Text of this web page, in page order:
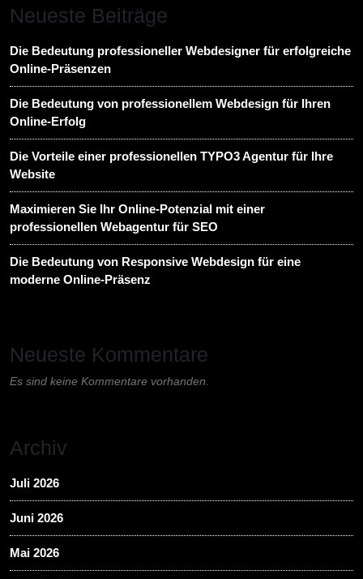
Neueste Beiträge
Die Bedeutung professioneller Webdesigner für erfolgreiche
Online-Präsenzen
Die Bedeutung von professionellem Webdesign für Ihren
Online-Erfolg
Die Vorteile einer professionellen TYPO3 Agentur für Ihre
Website
Maximieren Sie Ihr Online-Potenzial mit einer
professionellen Webagentur für SEO
Die Bedeutung von Responsive Webdesign für eine
moderne Online-Präsenz
Neueste Kommentare
Es sind keine Kommentare vorhanden.
Archiv
Juli 2026
Juni 2026
Mai 2026